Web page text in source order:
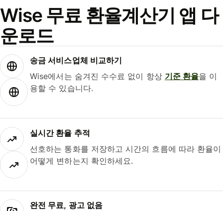
Wise 무료 환율계산기 앱 다
운로드
송금 서비스업체 비교하기
Wise에서는 숨겨진 수수료 없이 항상 기준 환율을 이
용할 수 있습니다.
실시간 환율 추적
선호하는 통화를 저장하고 시간의 흐름에 따라 환율이
어떻게 변하는지 확인하세요.
완전 무료, 광고 없음